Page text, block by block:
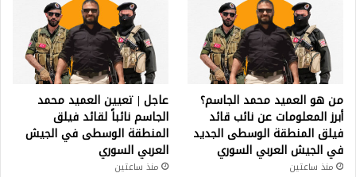
من هو العميد محمد الجاسم؟
أبرز المعلومات عن نائب قائد
فيلق المنطقة الوسطى الجديد
في الجيش العربي السوري
منذ ساعتين
عاجل | تعيين العميد محمد
الجاسم نائباً لقائد فيلق
المنطقة الوسطى في الجيش
العربي السوري
منذ ساعتين